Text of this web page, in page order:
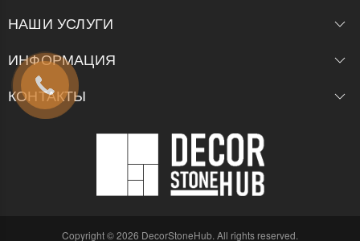
НАШИ УСЛУГИ
ИНФОРМАЦИЯ
КОНТАКТЫ
Copyright © 2026 DecorStoneHub. All rights reserved.